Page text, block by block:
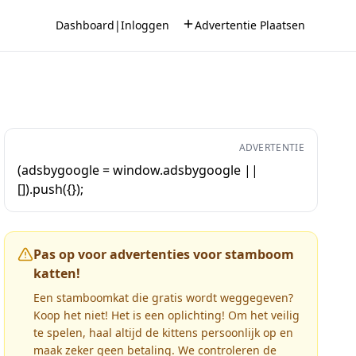
Dashboard |Inloggen Advertentie Plaatsen
ADVERTENTIE
(adsbygoogle = window.adsbygoogle ||
[]).push({});
Pas op voor advertenties voor stamboom
katten!
Een stamboomkat die gratis wordt weggegeven?
Koop het niet! Het is een oplichting! Om het veilig
te spelen, haal altijd de kittens persoonlijk op en
maak zeker geen betaling. We controleren de